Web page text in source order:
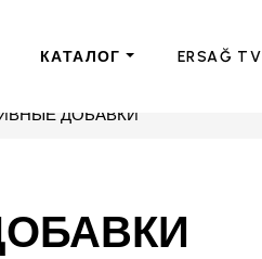
КАТАЛОГ ERSAĞ TV
ДОБАВКИ